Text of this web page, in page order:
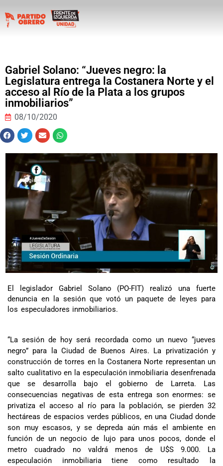
Gabriel Solano: “Jueves negro: la
Legislatura entrega la Costanera Norte y el
acceso al Río de la Plata a los grupos
inmobiliarios”
08/10/2020
El legislador Gabriel Solano (PO-FIT) realizó una fuerte
denuncia en la sesión que votó un paquete de leyes para
los especuladores inmobiliarios.
“La sesión de hoy será recordada como un nuevo “jueves
negro” para la Ciudad de Buenos Aires. La privatización y
construcción de torres en la Costanera Norte representan un
salto cualitativo en la especulación inmobiliaria desenfrenada
que se desarrolla bajo el gobierno de Larreta. Las
consecuencias negativas de esta entrega son enormes: se
privatiza el acceso al río para la población, se pierden 32
hectáreas de espacios verdes públicos, en una Ciudad donde
son muy escasos, y se depreda aún más el ambiente en
función de un negocio de lujo para unos pocos, donde el
metro cuadrado no valdrá menos de U$S 9.000. La
especulación inmobiliaria tiene como resultado la